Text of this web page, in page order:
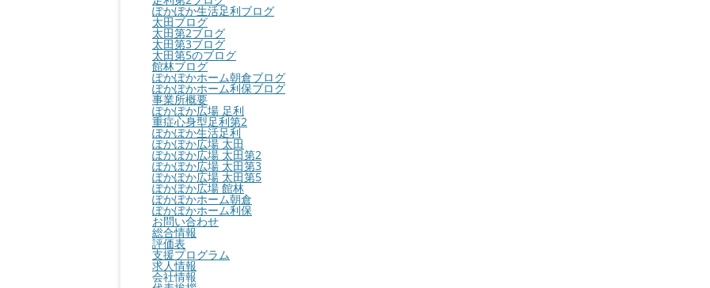
ぽかぽか生活足利ブログ
太田ブログ
太田第2ブログ
太田第3ブログ
太田第5のブログ
館林ブログ
ぽかぽかホーム朝倉ブログ
ぽかぽかホーム利保ブログ
事業所概要
ぽかぽか広場 足利
重症心身型足利第2
ぽかぽか生活足利
ぽかぽか広場 太田
ぽかぽか広場 太田第2
ぽかぽか広場 太田第3
ぽかぽか広場 太田第5
ぽかぽか広場 館林
ぽかぽかホーム朝倉
ぽかぽかホーム利保
お問い合わせ
総合情報
評価表
支援プログラム
求人情報
会社情報